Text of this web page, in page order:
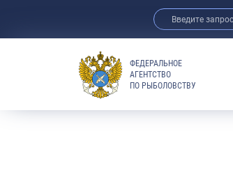
ФЕДЕРАЛЬНОЕ
АГЕНТСТВО
ПО РЫБОЛОВСТВУ